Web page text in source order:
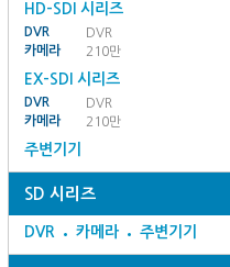
HD-SDI 시리즈
DVR
DVR
카메라
210만
EX-SDI 시리즈
DVR
DVR
카메라
210만
주변기기
SD 시리즈
DVR 카메라 주변기기